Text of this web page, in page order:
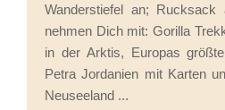
Wanderstiefel an;
nehmen Dich mit: Gorilla
in der Arktis, Europas
Petra Jordanien mit Karten
Neuseeland ...